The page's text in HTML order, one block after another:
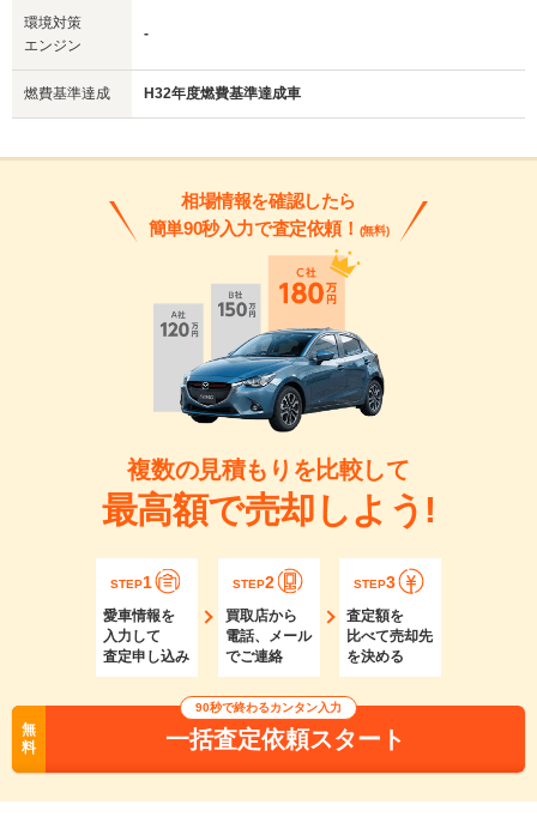
環境対策
エンジン
-
燃費基準達成 H32年度燃費基準達成車
相場情報を確認したら
簡単90秒入力で査定依頼！ (無料)
複数の見積もりを比較して
最高額で売却しよう!
STEP1
愛車情報を
入力して
査定申し込み
STEP2
買取店から
電話、メール
でご連絡
STEP3
査定額を
比べて売却先
を決める
無
料
90秒で終わるカンタン入力
一括査定依頼スタート